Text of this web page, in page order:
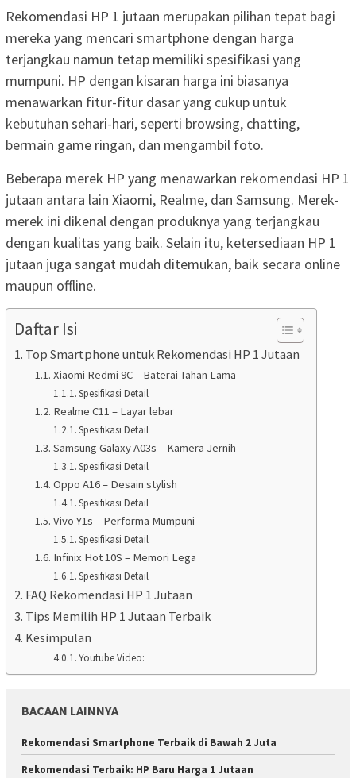
Rekomendasi HP 1 jutaan merupakan pilihan tepat bagi
mereka yang mencari smartphone dengan harga
terjangkau namun tetap memiliki spesifikasi yang
mumpuni. HP dengan kisaran harga ini biasanya
menawarkan fitur-fitur dasar yang cukup untuk
kebutuhan sehari-hari, seperti browsing, chatting,
bermain game ringan, dan mengambil foto.
Beberapa merek HP yang menawarkan rekomendasi HP 1
jutaan antara lain Xiaomi, Realme, dan Samsung. Merek-
merek ini dikenal dengan produknya yang terjangkau
dengan kualitas yang baik. Selain itu, ketersediaan HP 1
jutaan juga sangat mudah ditemukan, baik secara online
maupun offline.
Daftar Isi
Top Smartphone untuk Rekomendasi HP 1 Jutaan
Xiaomi Redmi 9C – Baterai Tahan Lama
Spesifikasi Detail
Realme C11 – Layar lebar
Spesifikasi Detail
Samsung Galaxy A03s – Kamera Jernih
Spesifikasi Detail
Oppo A16 – Desain stylish
Spesifikasi Detail
Vivo Y1s – Performa Mumpuni
Spesifikasi Detail
Infinix Hot 10S – Memori Lega
Spesifikasi Detail
FAQ Rekomendasi HP 1 Jutaan
Tips Memilih HP 1 Jutaan Terbaik
Kesimpulan
Youtube Video:
BACAAN LAINNYA
Rekomendasi Smartphone Terbaik di Bawah 2 Juta
Rekomendasi Terbaik: HP Baru Harga 1 Jutaan